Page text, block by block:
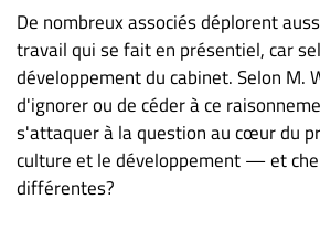
De nombreux associés déplorent
travail qui se fait en présentiel, car
développement du cabinet. Selon M.
d'ignorer ou de céder à ce
s'attaquer à la question au cœur du
culture et le développement — et
différentes?